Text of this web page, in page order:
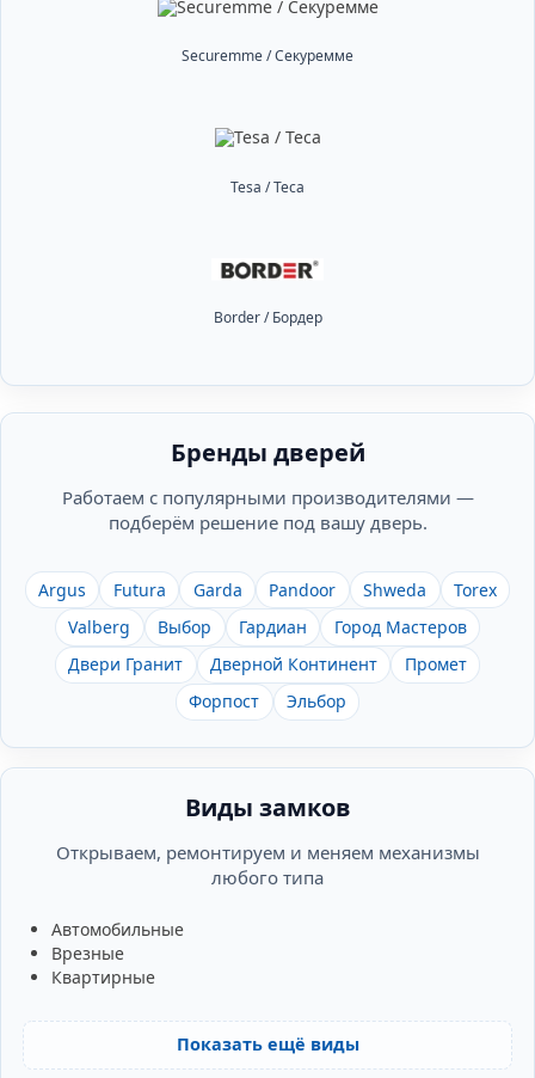
Securemme / Секуремме
Tesa / Теса
Border / Бордер
Бренды дверей
Работаем с популярными производителями —
подберём решение под вашу дверь.
Argus Futura Garda Pandoor Shweda
Torex
Valberg
Выбор Гардиан
Город Мастеров
Двери Гранит
Дверной Континент
Промет
Форпост
Эльбор
Виды замков
Открываем, ремонтируем и меняем механизмы
любого типа
Автомобильные
Врезные
Квартирные
Показать ещё виды